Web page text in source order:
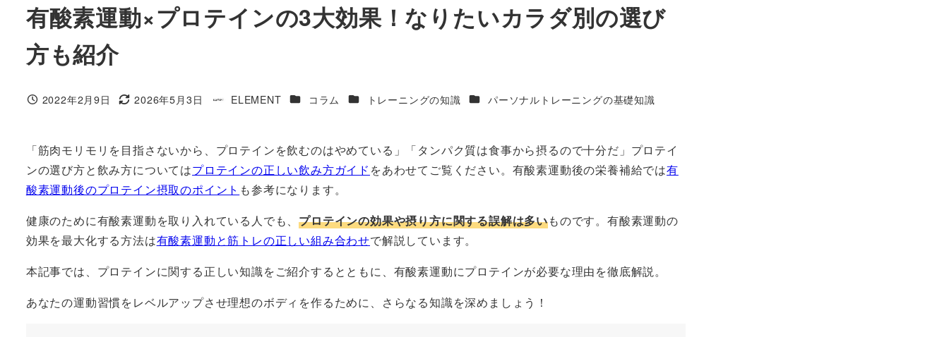
有酸素運動×プロテインの3大効果！なりたいカラダ別の選び
方も紹介
投稿日
2022年2月9日
更新日
2026年5月3日 ELEMENT カテゴリー
コラム カテゴリー
トレーニングの知識 カテゴリー
パーソナルトレーニングの基礎知識
「筋肉モリモリを目指さないから、プロテインを飲むのはやめている」「タンパク質は食事から摂るので十分だ」プロテイ
ンの選び方と飲み方についてはプロテインの正しい飲み方ガイド をあわせてご覧ください。有酸素運動後の栄養補給では有
酸素運動後のプロテイン摂取のポイント も参考になります。
健康のために有酸素運動を取り入れている人でも、プロテインの効果や摂り方に関する誤解は多いものです。有酸素運動の
効果を最大化する方法は有酸素運動と筋トレの正しい組み合わせで解説しています。
本記事では、プロテインに関する正しい知識をご紹介するとともに、有酸素運動にプロテインが必要な理由を徹底解説。
あなたの運動習慣をレベルアップさせ理想のボディを作るために、さらなる知識を深めましょう！